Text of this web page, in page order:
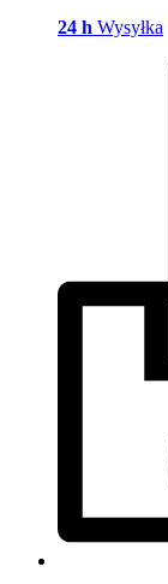
24 h Wysyłka